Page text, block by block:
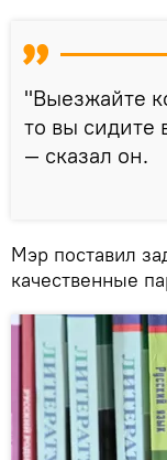
"Выезжайте
то вы сидите
— сказал он.
Мэр поставил
качественные